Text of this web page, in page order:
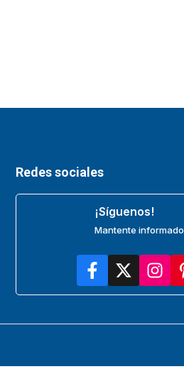
Redes sociales
¡Síguenos!
Mantente informado